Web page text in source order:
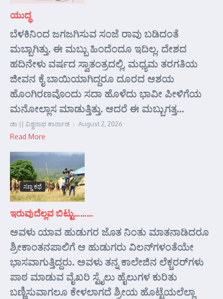
ಯುದ್ಧ
ಬೆಳಕಿನಿಂದ ಜಗಜಗಿಸುವ ಸಂಜೆ ರಾವು ಬಡಿದಂತೆ
ಮಬ್ಬಾಗಿತ್ತು. ಈ ಮಬ್ಬು ಹಿಂದೆಂದೂ ಇದಿಲ್ಲ. ದೇಶದ
ಹದಿನೇಳು ವರ್ಷದ ಸ್ವಾತಂತ್ರದಲ್ಲಿ, ಮಧ್ಯಮ ತರಗತಿಯ
ಜೀವನ ಕೈ ಬಾಯಿಯಾಗಿದ್ದರೂ ದೂರದ ಆಶಯ
ಹೊಂಗಿರಣವೊಂದು ಸದಾ ಹೊಳೆದು ಭಾವೀ ಪೀಳಿಗೆಯ
ಮನೋಲ್ಲಾಸ ಮಾಡುತ್ತಿತ್ತು. ಆದರೆ ಈ ಮಬ್ಬುಗತ್ತ...
ಡಾ || ವಿಶ್ವನಾಥ ಕಾರ್ನಾಡ August 2, 2026
Read More
ಸಣ್ಣ ಕಥೆ
ಇರುವುದೆಲ್ಲವ ಬಿಟ್ಟು………
ಅವಳು ಯಾವ ಹುಡುಗರ ಜೊತ ನಿಂತು ಮಾತನಾಡಿದರೂ
ಶ್ರೀಕಾಂತನಪಾಲಿಗೆ ಆ ಹುಡುಗರು ವಿಲನ್‌ಗಳಂತೆಯೇ
ಭಾಸವಾಗುತ್ತಿದ್ದರು. ಅವಳು ತನ್ನ ಕಾಲೇಜಿನ ಲೆಕ್ಚರರ್‌ಗಳು
ಪಾಠ ಮಾಡುವ ವೈಖರಿ ಸ್ಟೈಲು ಹೈಲುಗಳ ಕುರಿತು
ಬಣ್ಣಿಸುವಾಗಲೂ ಕೇಳಲಾಗದೆ ಶ್ರೀಯ ಹೊಟ್ಟೆಯಲೆಲ್ಲಾ